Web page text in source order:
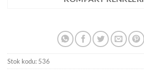
Stok kodu: 536